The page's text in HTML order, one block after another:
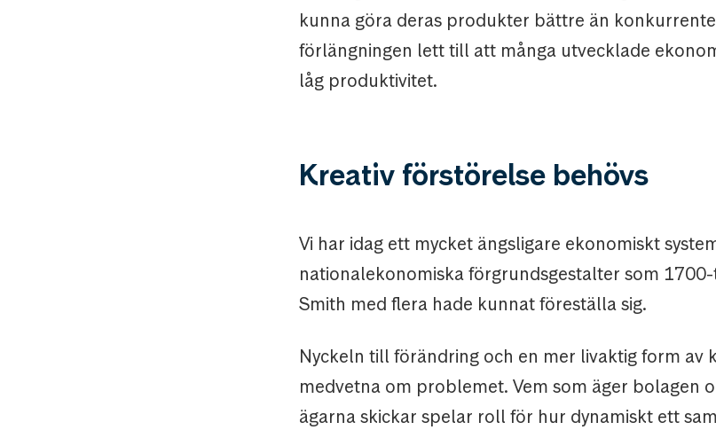
kunna göra deras produkter bättre än
förlängningen lett till att många utvecklade
låg produktivitet.
Kreativ förstörelse behövs
Vi har idag ett mycket ängsligare ekonomiskt
nationalekonomiska förgrundsgestalter som
Smith med flera hade kunnat föreställa sig.
Nyckeln till förändring och en mer livaktig form av
medvetna om problemet. Vem som äger bolagen
ägarna skickar spelar roll för hur dynamiskt ett